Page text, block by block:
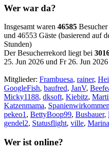
Wer war da?
Insgesamt waren 46585
und 46553 Gäste (basierend auf
Stunden)
Der Besucherrekord liegt bei
25. Jun 2026 und Fr 26. Jun
Mitglieder: Frambuesa, rainer,
GoogleFish, baufred, JanV,
Micky1188, dksoft, Kiebitz,
Katzenmama,
pekeo1, BettyBoop99, Busbauer,
gendel2, Statusflight, ville, Marina
Wer ist online?